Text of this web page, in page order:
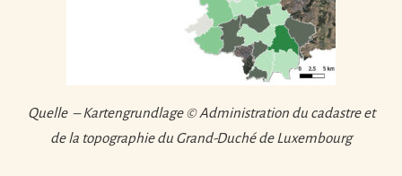
Quelle – Kartengrundlage © Administration du cadastre et
de la topographie du Grand-Duché de Luxembourg